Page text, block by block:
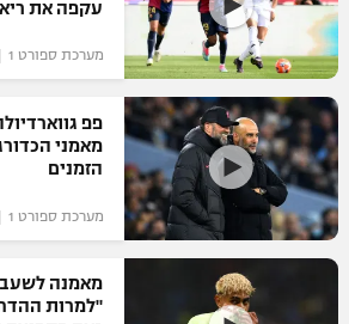
ברחבה
"מעל הליגה" – פודקאסט
"מחצית בשכונה" – פודקאסט
משתתפים וזוכים בפרסים
הפועל באר שבע
מכבי נתניה
בני יהודה
ליגה ברזילאית
ליגות נוספות
ספורט אולימפי
UFC
היאבקות WWE
אופניים
ספורט מוטורי
עקפה את
מערכת ספורט 1 | לפני שנה 1
פפ
מאמני
הזמנים
מערכת ספורט 1 | לפני שנה 1
מאמנה
"למרות